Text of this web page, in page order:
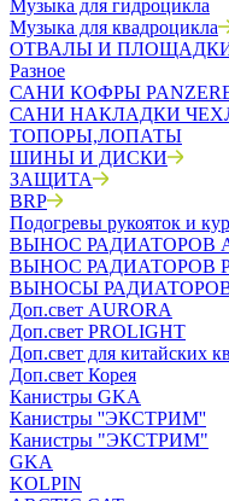
Музыка для гидроцикла
Музыка для квадроцикла
ОТВАЛЫ И
Разное
САНИ КОФРЫ
САНИ НАКЛАДКИ
ТОПОРЫ,ЛОПАТЫ
ШИНЫ И ДИСКИ
ЗАЩИТА
BRP
Подогревы рукояток и
ВЫНОС РАДИАТОРОВ
ВЫНОС РАДИАТОРОВ
ВЫНОСЫ РАДИАТОРОВ
Доп.свет AURORA
Доп.свет PROLIGHT
Доп.свет для китайских
Доп.свет Корея
Канистры GKA
Канистры ''ЭКСТРИМ''
Канистры "ЭКСТРИМ"
GKA
KOLPIN